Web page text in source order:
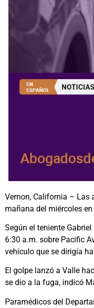
Vernon, California – Las
mañana del miércoles
Según el teniente
6:30 a.m. sobre Pacific
vehículo que se dirigía
El golpe lanzó a Valle
se dio a la fuga, indicó
Paramédicos del